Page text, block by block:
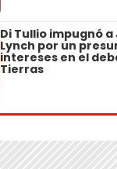
Di Tullio impugnó
Lynch por un
intereses en el
Tierras